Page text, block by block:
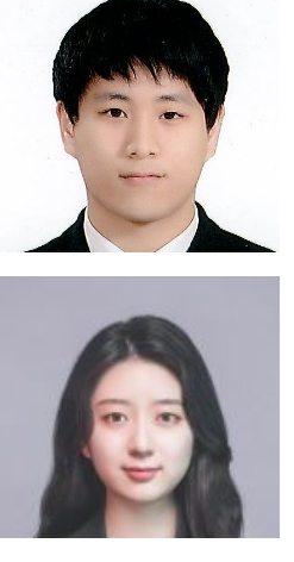
-25874초 전 >
"낮 기온 소폭 하락"…수
-25838초 전 >
[속보]이 대통령, '호우피
-25801초 전 >[단독]중수청 지원 검사들,
-23772초 전 >낮 최고 37도 찜통더위…
-22078초 전 > SK하이닉스, 용인·청주
-18934초 전 >
여자배구 이재영·이다영
-18187초 전 > 외국인 심판 성 접대 7경
-17921초 전 >[속보]코스닥, 2.86포인트
[속보]코스피, 6200선 약
[속보]원·달러 환율, 7.7원
-17743초 전 > [속보] 노원서 40.1도 관
-14833초 전 >[속보]종합특검, '계엄 수
-13706초 전 >외신들도 주목한 韓축구
-13677초 전 >11시간 압수수색에 성접
-12699초 전 >[속보]규제합리화위원회
병태 후임
-9057초 전 >
[속보]국힘 윤리위, '돌려차